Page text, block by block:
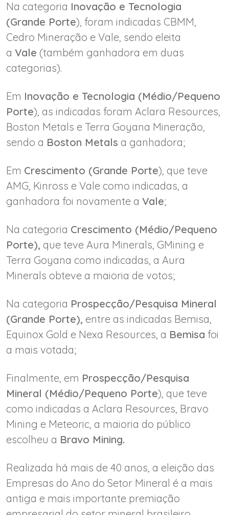
Na categoria Inovação e Tecnologia
(Grande Porte), foram indicadas CBMM,
Cedro Mineração e Vale, sendo eleita
a Vale (também ganhadora em duas
categorias).
Em Inovação e Tecnologia (Médio/Pequeno
Porte), as indicadas foram Aclara Resources,
Boston Metals e Terra Goyana Mineração,
sendo a Boston Metals a ganhadora;
Em Crescimento (Grande Porte), que teve
AMG, Kinross e Vale como indicadas, a
ganhadora foi novamente a Vale;
Na categoria Crescimento (Médio/Pequeno
Porte), que teve Aura Minerals, GMining e
Terra Goyana como indicadas, a Aura
Minerals obteve a maioria de votos;
Na categoria Prospecção/Pesquisa Mineral
(Grande Porte), entre as indicadas Bemisa,
Equinox Gold e Nexa Resources, a Bemisa foi
a mais votada;
Finalmente, em Prospecção/Pesquisa
Mineral (Médio/Pequeno Porte), que teve
como indicadas a Aclara Resources, Bravo
Mining e Meteoric, a maioria do público
escolheu a Bravo Mining.
Realizada há mais de 40 anos, a eleição das
Empresas do Ano do Setor Mineral é a mais
antiga e mais importante premiação